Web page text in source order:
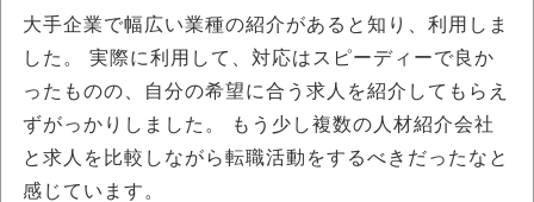
大手企業で幅広い業種の紹介があると知り、利用しま
した。 実際に利用して、対応はスピーディーで良か
ったものの、自分の希望に合う求人を紹介してもらえ
ずがっかりしました。 もう少し複数の人材紹介会社
と求人を比較しながら転職活動をするべきだったなと
感じています。